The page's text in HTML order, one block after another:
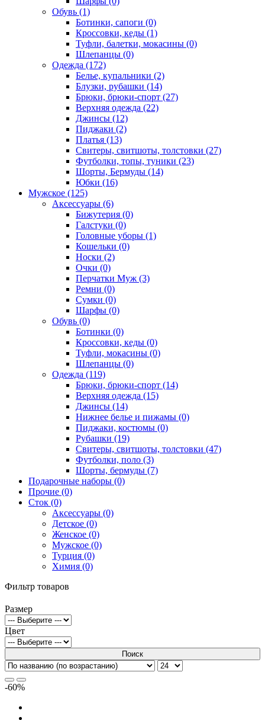
Обувь (1)
Ботинки, сапоги (0)
Кроссовки, кеды (1)
Туфли, балетки, мокасины (0)
Шлепанцы (0)
Одежда (172)
Белье, купальники (2)
Блузки, рубашки (14)
Брюки, брюки-спорт (27)
Верхняя одежда (22)
Джинсы (12)
Пиджаки (2)
Платья (13)
Свитеры, свитшоты, толстовки (27)
Футболки, топы, туники (23)
Шорты, Бермуды (14)
Юбки (16)
Мужское (125)
Аксессуары (6)
Бижутерия (0)
Галстуки (0)
Головные уборы (1)
Кошельки (0)
Носки (2)
Очки (0)
Перчатки Муж (3)
Ремни (0)
Сумки (0)
Шарфы (0)
Обувь (0)
Ботинки (0)
Кроссовки, кеды (0)
Туфли, мокасины (0)
Шлепанцы (0)
Одежда (119)
Брюки, брюки-спорт (14)
Верхняя одежда (15)
Джинсы (14)
Нижнее белье и пижамы (0)
Пиджаки, костюмы (0)
Рубашки (19)
Свитеры, свитшоты, толстовки (47)
Футболки, поло (3)
Шорты, бермуды (7)
Подарочные наборы (0)
Прочие (0)
Сток (0)
Аксессуары (0)
Детское (0)
Женское (0)
Мужское (0)
Турция (0)
Химия (0)
Фильтр товаров
Размер
Цвет
Поиск
-60%